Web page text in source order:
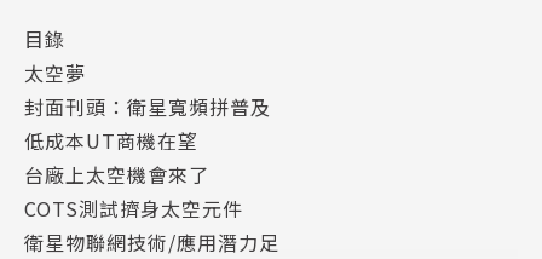
目錄
太空夢
封面刊頭：衛星寬頻拼普及
低成本UT商機在望
台廠上太空機會來了
COTS測試擠身太空元件
衛星物聯網技術/應用潛力足